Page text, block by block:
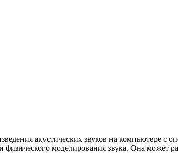
акустических звуков на компьютере
физического моделирования звука. Она может